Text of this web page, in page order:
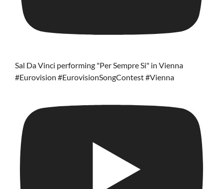
Sal Da Vinci performing "Per Sempre Si" in Vienna
#Eurovision #EurovisionSongContest #Vienna